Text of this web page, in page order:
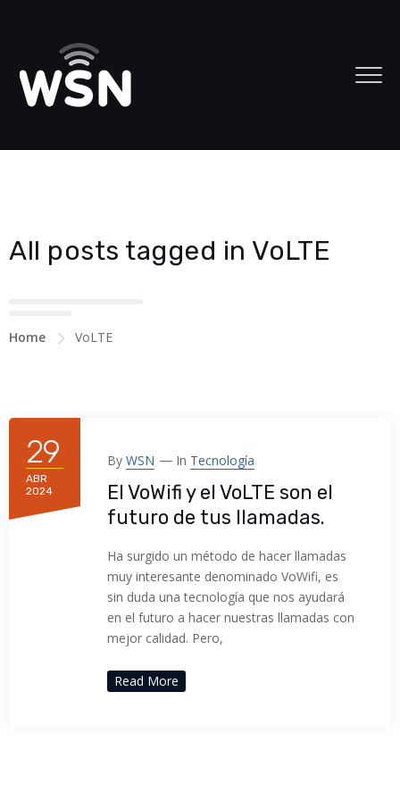
All posts tagged in VoLTE
Home VoLTE
29
ABR
2024
By WSN In Tecnología
El VoWifi y el VoLTE son el
futuro de tus llamadas.
Ha surgido un método de hacer llamadas
muy interesante denominado VoWifi, es
sin duda una tecnología que nos ayudará
en el futuro a hacer nuestras llamadas con
mejor calidad. Pero,
Read More